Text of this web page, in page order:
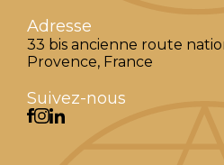
Adresse
33 bis ancienne route
Provence, France
Suivez-nous